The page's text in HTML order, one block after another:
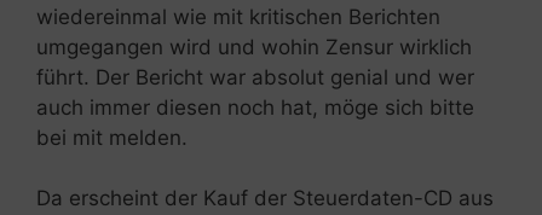
wiedereinmal wie mit kritischen Berichten
umgegangen wird und wohin Zensur wirklich
führt. Der Bericht war absolut genial und wer
auch immer diesen noch hat, möge sich bitte
bei mit melden.
Da erscheint der Kauf der Steuerdaten-CD aus